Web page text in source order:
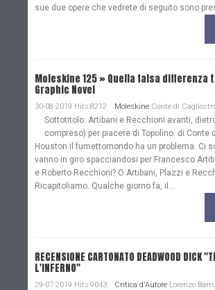
sue due opere che vedrete di seguito sono
Moleskine 125 » Quella falsa differenza
Graphic Novel
30-08-2019 Hits:8212 Moleskine Conte di
Sottotitolo: Artibani e Recchioni avanti,
compreso) per piacere di Topolino. di Conte
Houston il fumettomondo ha un problema. Ci
vanno in giro spacciandosi per Francesco
e Roberto Recchioni? O Artibani, Plazzi e
Ricapitoliamo. Qualche giorno fa, il...
RECENSIONE CARTONATO DEADWOOD DICK
L'INFERNO"
29-07-2019 Hits:9043 Critica d'Autore Lorenzo